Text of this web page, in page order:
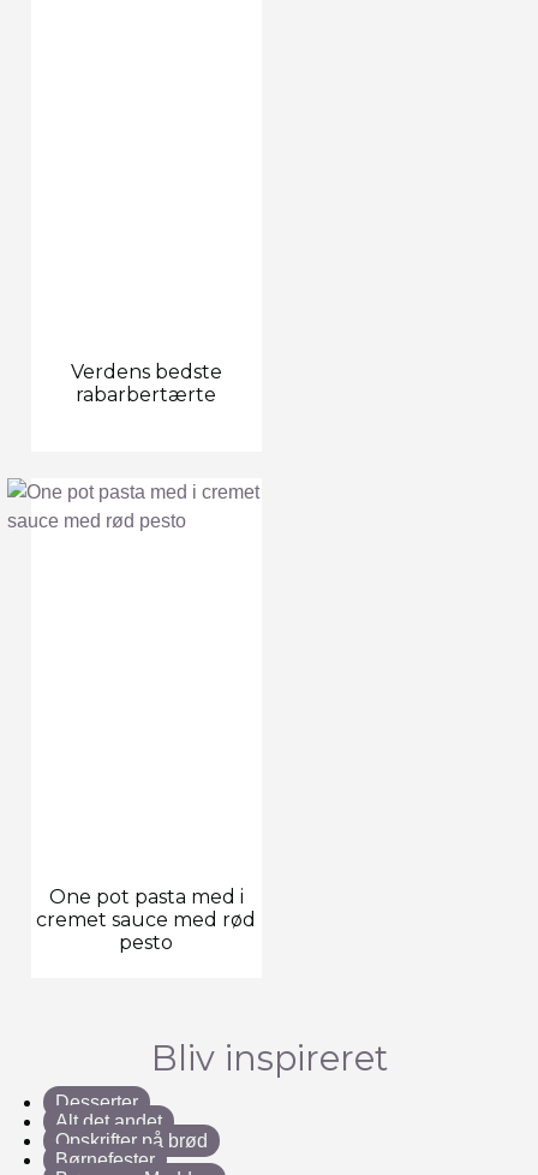
Verdens bedste
rabarbertærte
One pot pasta med i
cremet sauce med rød
pesto
Bliv inspireret
Desserter
Alt det andet
Opskrifter på brød
Børnefester